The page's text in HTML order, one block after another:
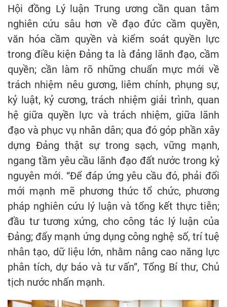
Hội đồng Lý luận Trung ương cần quan tâm
nghiên cứu sâu hơn về đạo đức cầm quyền,
văn hóa cầm quyền và kiểm soát quyền lực
trong điều kiện Đảng ta là đảng lãnh đạo, cầm
quyền; cần làm rõ những chuẩn mực mới về
trách nhiệm nêu gương, liêm chính, phụng sự,
kỷ luật, kỷ cương, trách nhiệm giải trình, quan
hệ giữa quyền lực và trách nhiệm, giữa lãnh
đạo và phục vụ nhân dân; qua đó góp phần xây
dựng Đảng thật sự trong sạch, vững mạnh,
ngang tầm yêu cầu lãnh đạo đất nước trong kỷ
nguyên mới. “Để đáp ứng yêu cầu đó, phải đổi
mới mạnh mẽ phương thức tổ chức, phương
pháp nghiên cứu lý luận và tổng kết thực tiễn;
đầu tư tương xứng, cho công tác lý luận của
Đảng; đẩy mạnh ứng dụng công nghệ số, trí tuệ
nhân tạo, dữ liệu lớn, nhằm nâng cao năng lực
phân tích, dự báo và tư vấn”, Tổng Bí thư, Chủ
tịch nước nhấn mạnh.